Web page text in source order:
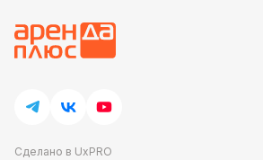
Сделано в UxPRO